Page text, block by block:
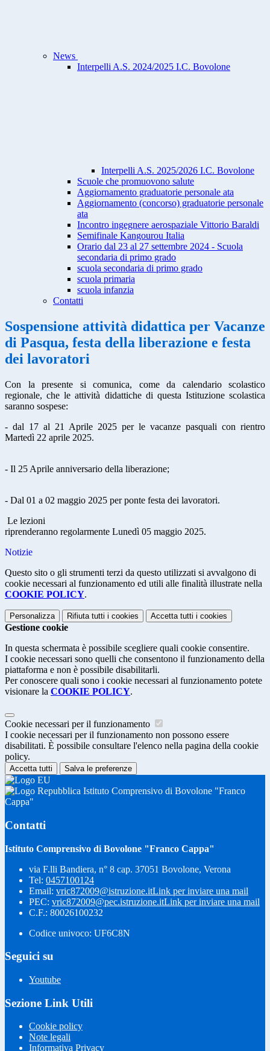
News
Interpelli A.S. 2024/2025 I.C. Bovolone
Interpelli A.S. 2025/2026 I.C. Bovolone
Scuole che promuovono salute
Aggiornamento graduatorie personale ata
Aggiornamento (concorso) graduatorie personale
ata
Incontro ingegnere aerospaziale Vittorio Baraldi
Semifinale Kangourou Italia
Orario dal 23 al 27 settembre 2024 - Scuola
secondaria di primo grado
scuola secondaria di primo grado
scuola primaria
scuola infanzia
Contatti
Sospensione attività didattica per Vacanze
di Pasqua, festa della liberazione e festa
dei lavoratori
Con la presente si comunica, come da calendario scolastico
regionale, che le attività didattiche di questa Istituzione scolastica
saranno sospese:
- dal 17 al 21 Aprile 2025 per le vacanze pasquali con rientro
Martedì 22 aprile 2025.
- Il 25 Aprile anniversario della liberazione;
- Dal 01 a 02 maggio 2025 per ponte festa dei lavoratori.
Le lezioni
riprenderanno regolarmente Lunedì 05 maggio 2025.
Notizie
Questo sito o gli strumenti terzi da questo utilizzati si avvalgono di
cookie necessari al funzionamento ed utili alle finalità illustrate nella
COOKIE POLICY.
Personalizza Rifiuta tutti i cookies Accetta tutti i cookies
Gestione cookie
In questa schermata è possibile scegliere quali cookie consentire.
I cookie necessari sono quelli che consentono il funzionamento della
piattaforma e non è possibile disabilitarli.
Per conoscere quali sono i cookie necessari al funzionamento potete
visionare la COOKIE POLICY.
Cookie necessari per il funzionamento
I cookie necessari per il funzionamento non possono essere
disabilitati. È possibile consultare l'elenco nella pagina della cookie
policy.
Accetta tutti Salva le preferenze
Istituto Comprensivo di Bovolone "Franco
Cappa"
Contatti
Istituto Comprensivo di Bovolone "Franco Cappa"
via F.lli Bandiera, n° 8 cap. 37051 Bovolone, Verona
Tel: 0457100124
Email: vric872009@istruzione.itLink per inviare una mail
PEC: vric872009@pec.istruzione.itLink per inviare una mail
C.F.: 80026100232
Codice univoco: UF6C8N
Seguici su
Youtube
Sezione Link Utili
Cookie policy
Note legali
Informativa Privacy